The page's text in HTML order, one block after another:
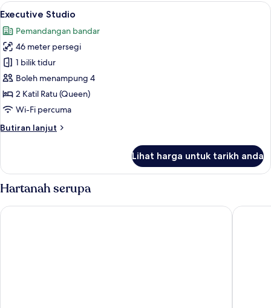
Lihat
semua
foto
untuk
Executive
Studio
Executive Studio | Meja, seterika/
8
Executive Studio
Pemandangan bandar
46 meter persegi
1 bilik tidur
Boleh menampung 4
2 Katil Ratu (Queen)
Wi-Fi percuma
Butiran lanjut
Butiran
Studio
Lihat harga untuk tarikh anda
Hartanah serupa
Springz Hotel Bukit Jalil